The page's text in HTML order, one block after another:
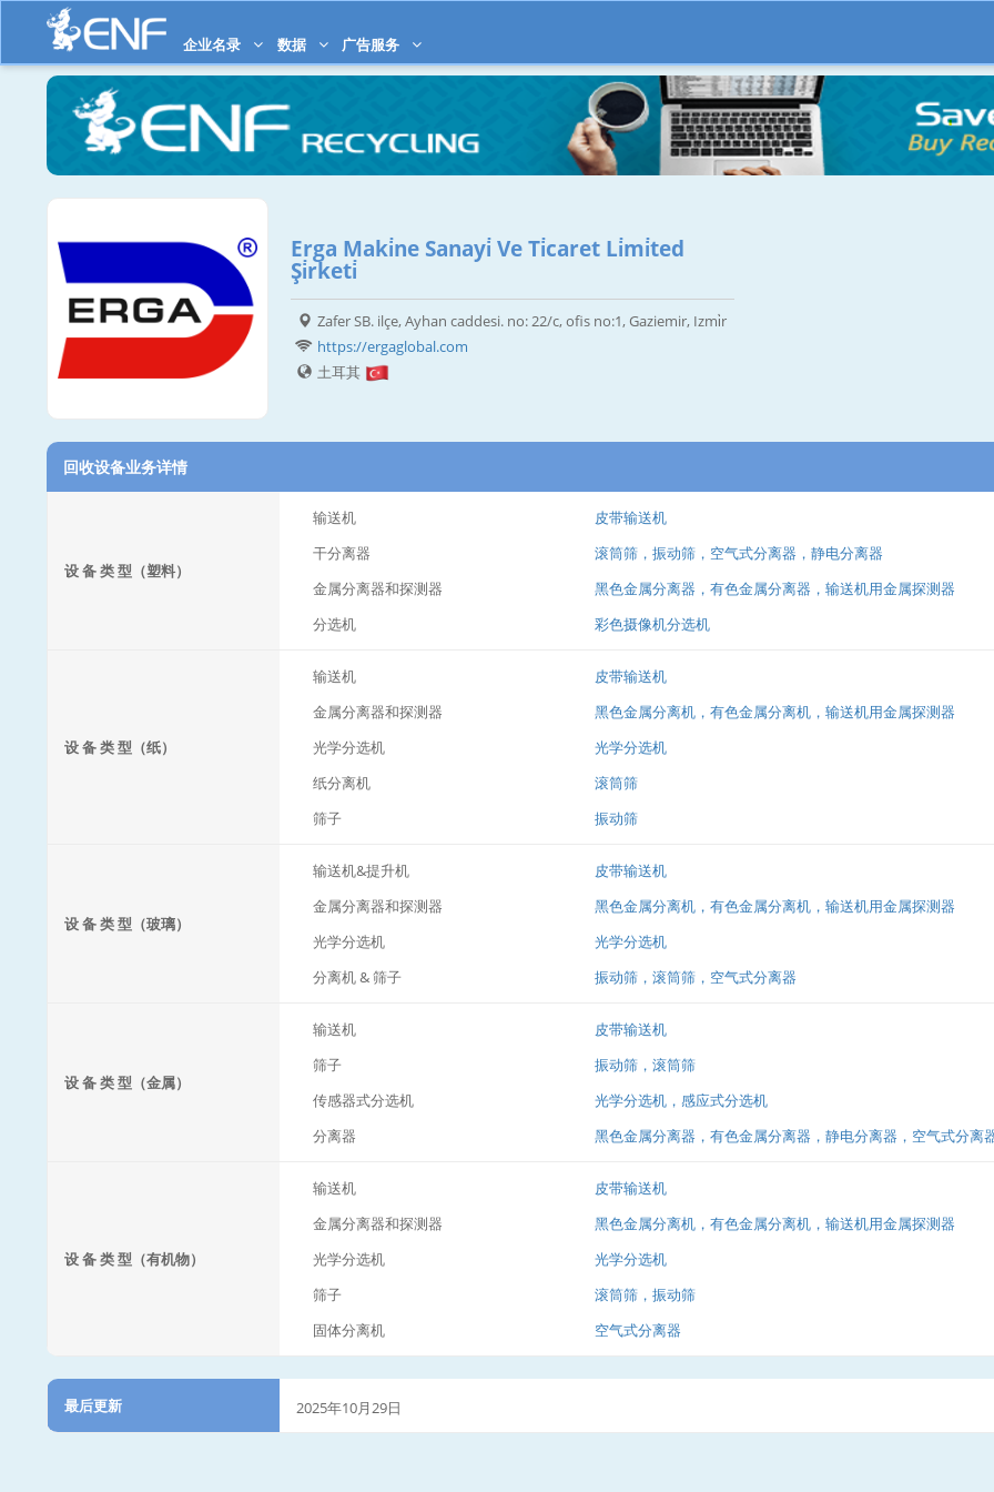
企业名录 数据 广告服务
Erga Maki̇ne Sanayi̇ Ve Ti̇caret Li̇mi̇ted
Şi̇rketi̇
Zafer SB. ilçe, Ayhan caddesi. no: 22/c, ofis no:1, Gaziemir, Izmi̇r
https://ergaglobal.com
土耳其
回收设备业务详情
设 备 类 型（塑料）
输送机
皮带输送机
干分离器
滚筒筛，振动筛，空气式分离器，静电分离器
金属分离器和探测器
黑色金属分离器，有色金属分离器，输送机用金属探测器
分选机
彩色摄像机分选机
设 备 类 型（纸）
输送机
皮带输送机
金属分离器和探测器
黑色金属分离机，有色金属分离机，输送机用金属探测器
光学分选机
光学分选机
纸分离机
滚筒筛
筛子
振动筛
设 备 类 型（玻璃）
输送机&提升机
皮带输送机
金属分离器和探测器
黑色金属分离机，有色金属分离机，输送机用金属探测器
光学分选机
光学分选机
分离机 & 筛子
振动筛，滚筒筛，空气式分离器
设 备 类 型（金属）
输送机
皮带输送机
筛子
振动筛，滚筒筛
传感器式分选机
光学分选机，感应式分选机
分离器
黑色金属分离器，有色金属分离器，静电分离器，空气式分离
设 备 类 型（有机物）
输送机
皮带输送机
金属分离器和探测器
黑色金属分离机，有色金属分离机，输送机用金属探测器
光学分选机
光学分选机
筛子
滚筒筛，振动筛
固体分离机
空气式分离器
最后更新 2025年10月29日